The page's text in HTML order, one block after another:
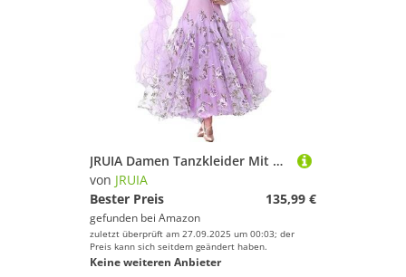
JRUIA Damen Tanzkleider Mit Stickereien Für Turniere Professionelles Walzer Foxtrott Tanzoutfit Exquisite Flamenco Tango Tanzbekleidung Toller Swingrock,Lila,M
von JRUIA
Bester Preis
135,99 €
gefunden bei Amazon
zuletzt überprüft am 27.09.2025 um 00:03; der
Preis kann sich seitdem geändert haben.
Keine weiteren Anbieter